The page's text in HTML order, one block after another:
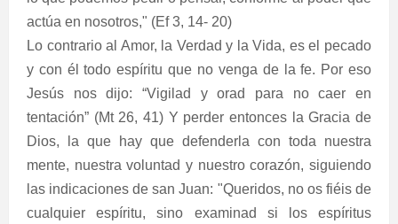
actúa en nosotros," (Ef 3, 14- 20)
Lo contrario al Amor, la Verdad y la Vida, es el pecado
y con él todo espíritu que no venga de la fe. Por eso
Jesús nos dijo: “Vigilad y orad para no caer en
tentación” (Mt 26, 41) Y perder entonces la Gracia de
Dios, la que hay que defenderla con toda nuestra
mente, nuestra voluntad y nuestro corazón, siguiendo
las indicaciones de san Juan: "Queridos, no os fiéis de
cualquier espíritu, sino examinad si los espíritus